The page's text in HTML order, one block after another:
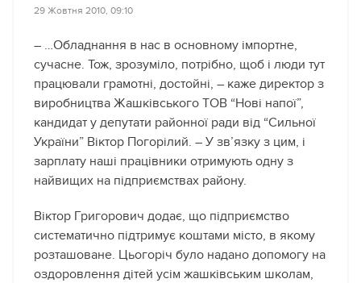
29 Жовтня 2010, 09:10
– …Обладнання в нас в основному імпортне,
сучасне. Тож, зрозуміло, потрібно, щоб і люди тут
працювали грамотні, достойні, – каже директор з
виробництва Жашківського ТОВ “Нові напої”,
кандидат у депутати районної ради від “Сильної
України” Віктор Погорілий. – У зв’язку з цим, і
зарплату наші працівники отримують одну з
найвищих на підприємствах району.
Віктор Григорович додає, що підприємство
систематично підтримує коштами місто, в якому
розташоване. Цьогоріч було надано допомогу на
оздоровлення дітей усім жашківським школам,